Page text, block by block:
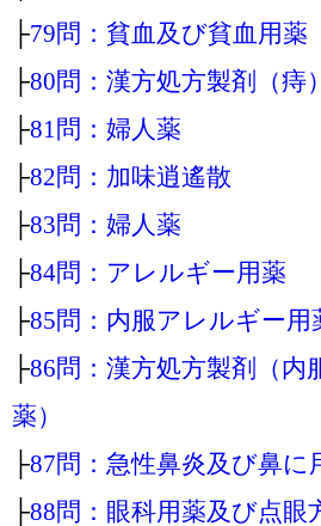
├79問：貧血及び貧血用薬
├80問：漢方処方製剤（痔）
├81問：婦人薬
├82問：加味逍遙散
├83問：婦人薬
├84問：アレルギー用薬
├85問：内服アレルギー用
├86問：漢方処方製剤（内
薬）
├87問：急性鼻炎及び鼻に
├88問：眼科用薬及び点眼